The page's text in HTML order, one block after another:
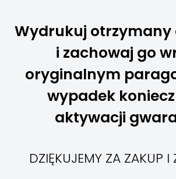
Wydrukuj
i zachowaj go
oryginalnym
wypadek
aktywacji
DZIĘKUJEMY ZA ZAKUP I